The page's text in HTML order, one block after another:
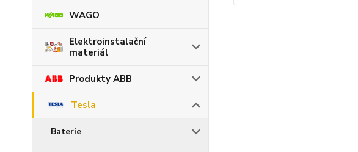
WAGO
Elektroinstalační
materiál
Produkty ABB
Tesla
Baterie